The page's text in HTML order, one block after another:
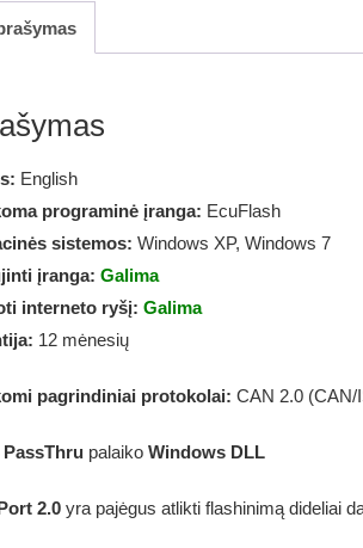
English
programinė įranga: EcuFlash
sistemos: Windows XP, Windows 7
įranga: Galima
interneto ryšį: Galima
12 mėnesių
pagrindiniai protokolai: CAN 2.0 (CAN/
PassThru palaiko Windows DLL
2.0 yra pajėgus atlikti flashinimą dideliai